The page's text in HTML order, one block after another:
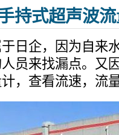
持式超声波
日企，因为自来
员来找漏点。又
，查看流速，流